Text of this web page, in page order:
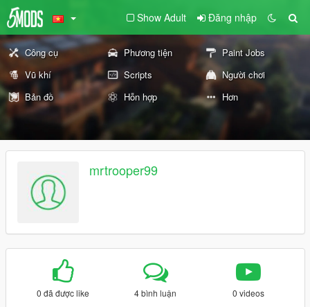
Show Adult Đăng nhập
Công cụ Phương tiện
Paint Jobs
Vũ khí
Scripts
Người chơi
Bản đồ
Hỗn hợp Hơn
mrtrooper99
0 đã được like 4 bình luận 0 videos